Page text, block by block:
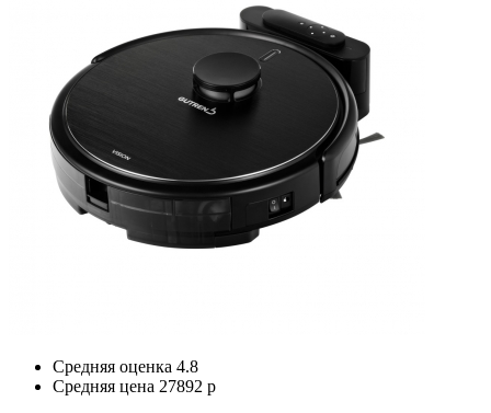
Средняя оценка 4.8
Средняя цена 27892 р